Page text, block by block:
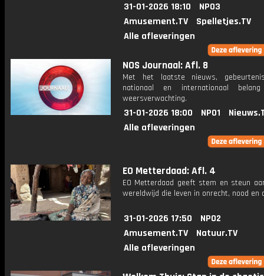
31-01-2026 18:10
NPO3
Amusement.TV
Spelletjes.TV
Alle afleveringen
NOS Journaal: Afl. 8
Met het laatste nieuws,
nationaal en internationaal
weersverwachting.
31-01-2026 18:00 NPO1
Alle afleveringen
EO Metterdaad: Afl. 4
EO Metterdaad geeft stem en steun
wereldwijd die leven in onrecht, nood en
31-01-2026 17:50
NPO2
Amusement.TV
Natuur.TV
Alle afleveringen